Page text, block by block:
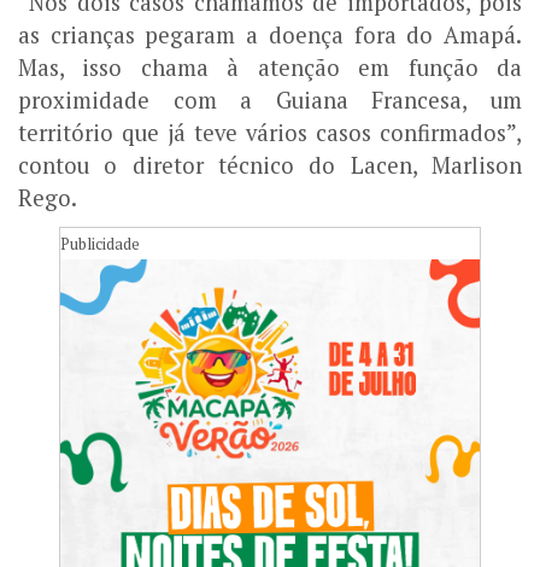
as crianças pegaram a doença fora do Amapá.
Mas, isso chama à atenção em função da
proximidade com a Guiana Francesa, um
território que já teve vários casos confirmados”,
contou o diretor técnico do Lacen, Marlison
Rego.
Publicidade